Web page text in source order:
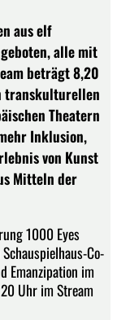
aus elf
alle mit
beträgt 8,20
transkulturellen
Theatern
Inklusion,
von Kunst
Mitteln der
1000 Eyes
Co-
Emanzipation im
Uhr im Stream